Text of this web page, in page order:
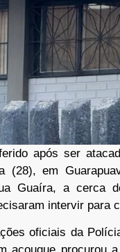
após ser
(28), em
Guaíra, a cerca
intervir para
oficiais da